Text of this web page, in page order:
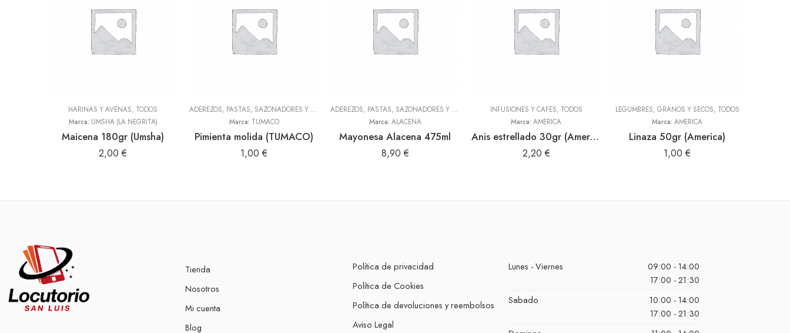
HARINAS Y AVENAS, TODOS
Marca: UMSHA (LA NEGRITA)
Maicena 180gr (Umsha)
2,00 €
ADEREZOS, PASTAS, SAZONADORES Y CONDIMENTOS ,TODOS
Marca: TUMACO
Pimienta molida (TUMACO)
1,00 €
ADEREZOS, PASTAS, SAZONADORES Y CONDIMENTOS ,TODOS
Marca: ALACENA
Mayonesa Alacena 475ml
8,90 €
INFUSIONES Y CAFES, TODOS
Marca: AMERICA
Anis estrellado 30gr (America)
2,20 €
LEGUMBRES, GRANOS Y SECOS, TODOS
Marca: AMERICA
Linaza 50gr (America)
1,00 €
Tienda
Nosotros
Mi cuenta
Blog
Política de privacidad
Política de Cookies
Política de devoluciones y reembolsos
Aviso Legal
Lunes - Viernes
09:00 - 14:00
17:00 - 21:30
Sabado
10:00 - 14:00
17:00 - 21:30